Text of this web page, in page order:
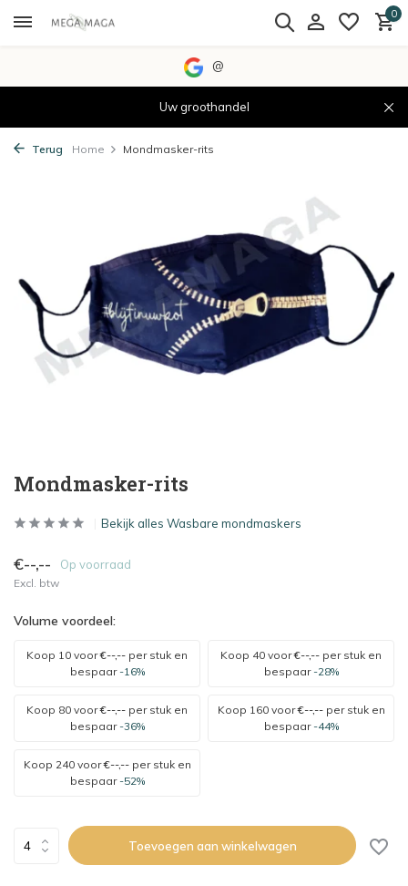
0
@
Uw groothandel
Terug Home Mondmasker-rits
Mondmasker-rits
Bekijk alles Wasbare mondmaskers
€--,-- Op voorraad
Excl. btw
Volume voordeel:
Koop 10 voor€--,-- per stuk en
bespaar -16%
Koop 40 voor€--,-- per stuk en
bespaar -28%
Koop 80 voor€--,-- per stuk en
bespaar -36%
Koop 160 voor€--,--per stuk en
bespaar -44%
Koop 240 voor€--,--per stuk en
bespaar -52%
Toevoegen aan winkelwagen